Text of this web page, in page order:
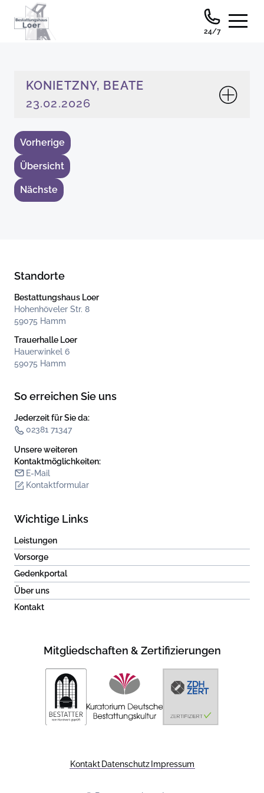
24/7
KONIETZNY, BEATE
23.02.2026
Vorherige
Übersicht
Nächste
Standorte
Bestattungshaus Loer
Hohenhöveler Str. 8
59075 Hamm
Trauerhalle Loer
Hauerwinkel 6
59075 Hamm
So erreichen Sie uns
Jederzeit für Sie da:
02381 71347
Unsere weiteren
Kontakt­möglichkeiten:
E-Mail
Kontaktformular
Wichtige Links
Leistungen
Vorsorge
Gedenkportal
Über uns
Kontakt
Mitgliedschaften & Zertifizierungen
Kontakt Datenschutz Impressum